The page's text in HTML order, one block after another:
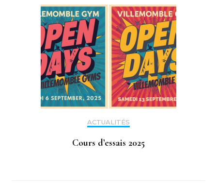
ACTUALITÉS
Cours d’essais 2025